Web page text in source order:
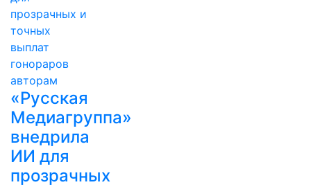
«Русская
Медиагруппа»
внедрила
ИИ для
прозрачных